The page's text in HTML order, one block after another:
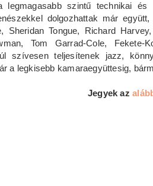
legmagasabb szintű technikai
dolgozhattak már
Sheridan Tongue, Richard
Tom Garrad-Cole,
szívesen teljesítenek jazz,
a legkisebb kamaraegyüttesig,
Jegyek az